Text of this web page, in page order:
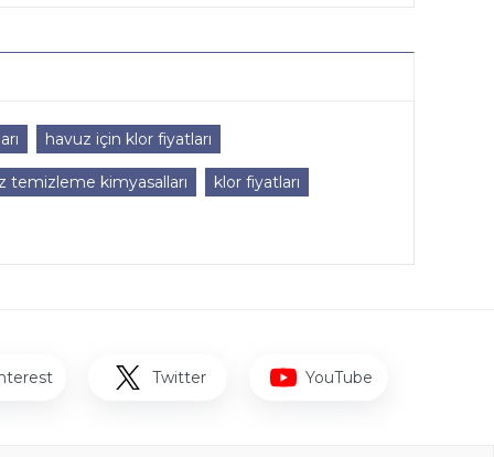
havuz için klor fiyatları
temizleme kimyasalları klor fiyatları
Twitter YouTube